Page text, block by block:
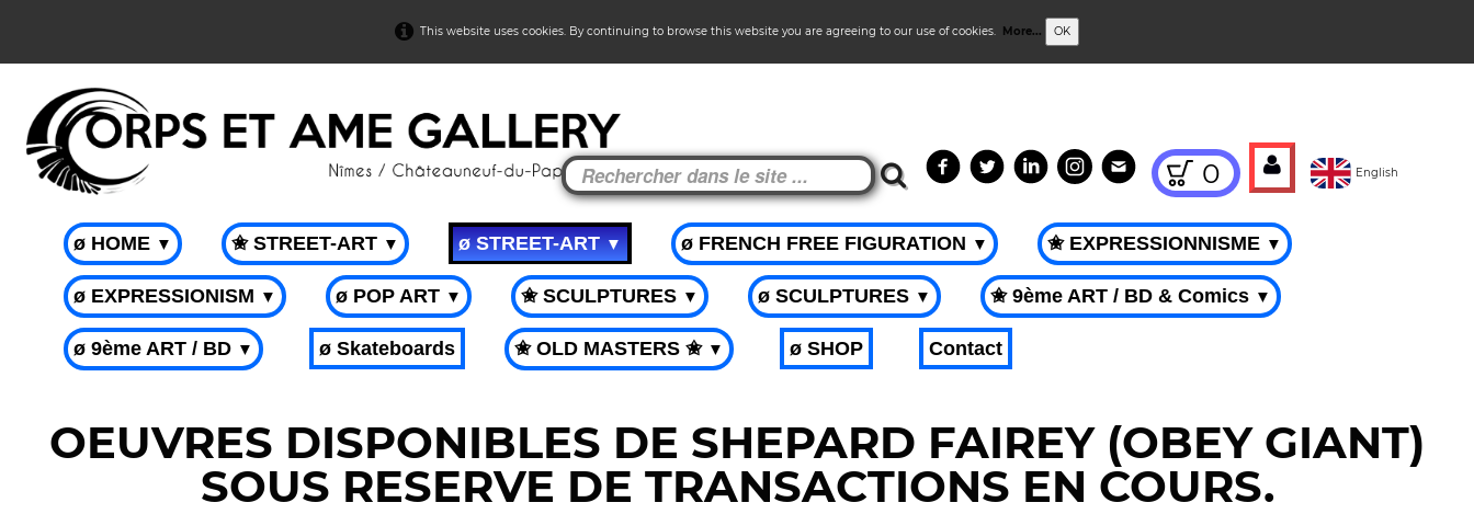
This website uses cookies. By continuing to browse this website you are agreeing to our use of cookies. More... OK
0 English
ø HOME ▼ ✬ STREET-ART ▼ ø STREET-ART▼ ø FRENCH FREE FIGURATION ▼ ✬ EXPRESSIONNISME ▼
ø EXPRESSIONISM ▼ ø POP ART ▼ ✬ SCULPTURES ▼ ø SCULPTURES ▼ ✬ 9ème ART / BD & Comics ▼
ø 9ème ART / BD ▼ ø Skateboards ✬ OLD MASTERS ✬ ▼ ø SHOP Contact
OEUVRES DISPONIBLES DE SHEPARD FAIREY (OBEY GIANT)
SOUS RESERVE DE TRANSACTIONS EN COURS.